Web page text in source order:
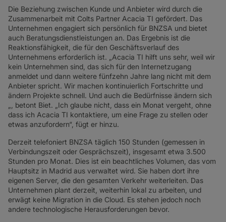
Die Beziehung zwischen Kunde und Anbieter wird durch die
Zusammenarbeit mit Colts Partner Acacia TI gefördert. Das
Unternehmen engagiert sich persönlich für BNZSA und bietet
auch Beratungsdienstleistungen an. Das Ergebnis ist die
Reaktionsfähigkeit, die für den Geschäftsverlauf des
Unternehmens erforderlich ist. „Acacia TI hilft uns sehr, weil wir
kein Unternehmen sind, das sich für den Internetzugang
anmeldet und dann weitere fünfzehn Jahre lang nicht mit dem
Anbieter spricht. Wir machen kontinuierlich Fortschritte und
ändern Projekte schnell. Und auch die Bedürfnisse ändern sich
„, betont Biet. „Ich glaube nicht, dass ein Monat vergeht, ohne
dass ich Acacia TI kontaktiere, um eine Frage zu stellen oder
etwas anzufordern“, fügt er hinzu.
Derzeit telefoniert BNZSA täglich 150 Stunden (gemessen in
Verbindungszeit oder Gesprächszeit), insgesamt etwa 3.500
Stunden pro Monat. Dies ist ein beachtliches Volumen, das vom
Hauptsitz in Madrid aus verwaltet wird. Sie haben dort ihre
eigenen Server, die den gesamten Verkehr weiterleiten. Das
Unternehmen plant derzeit, weiterhin lokal zu arbeiten, und
erwägt keine Migration in die Cloud. Es stehen jedoch noch
andere technologische Herausforderungen bevor.